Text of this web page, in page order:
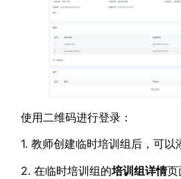
使用二维码进行登录：
1. 教师创建临时培训组后，可以
2. 在临时培训组的培训组详情页